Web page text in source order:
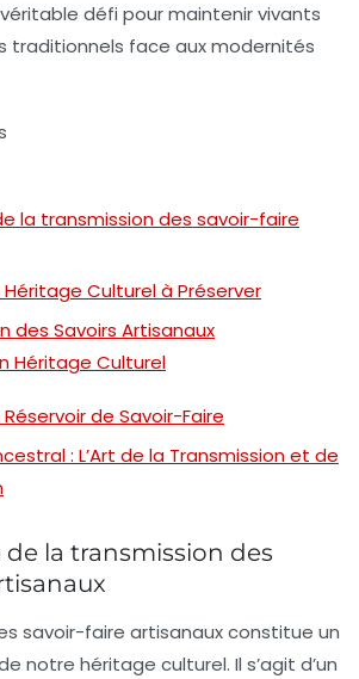
défi pour maintenir vivants
traditionnels face aux modernités
la transmission des savoir-faire
Héritage Culturel à Préserver
des Savoirs Artisanaux
Héritage Culturel
Réservoir de Savoir-Faire
: L’Art de la Transmission et de
de la transmission des
savoir-faire artisanauxconstitue un
notre héritage culturel. Il s’agit d’un